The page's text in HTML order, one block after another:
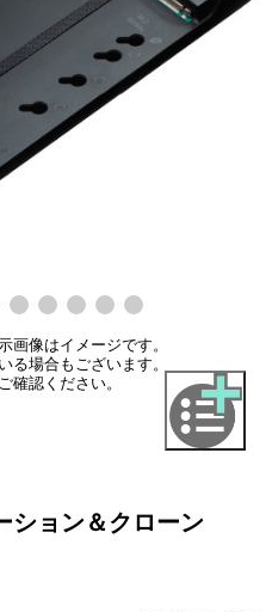
画像はイメージです。
る場合もございます。
確認ください。
ション＆クローン